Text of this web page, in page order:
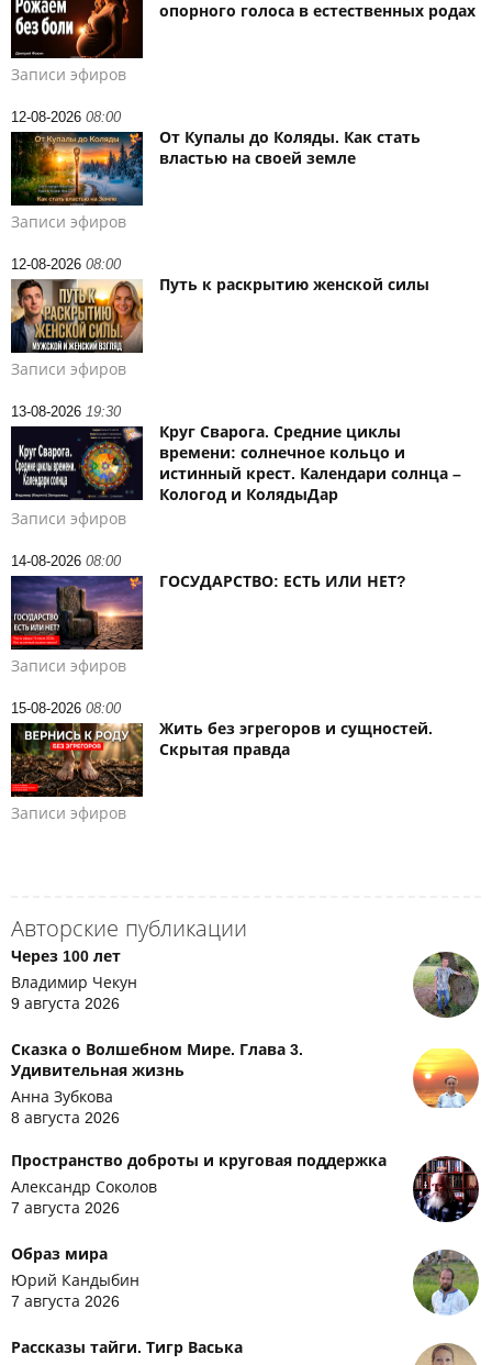
опорного голоса в естественных родах
Записи эфиров
12-08-2026 08:00
От Купалы до Коляды. Как стать
властью на своей земле
Записи эфиров
12-08-2026 08:00
Путь к раскрытию женской силы
Записи эфиров
13-08-2026 19:30
Круг Сварога. Средние циклы
времени: солнечное кольцо и
истинный крест. Календари солнца –
Кологод и КолядыДар
Записи эфиров
14-08-2026 08:00
ГОСУДАРСТВО: ЕСТЬ ИЛИ НЕТ?
Записи эфиров
15-08-2026 08:00
Жить без эгрегоров и сущностей.
Скрытая правда
Записи эфиров
Авторские публикации
Через 100 лет
Владимир Чекун
9 августа 2026
Сказка о Волшебном Мире. Глава 3.
Удивительная жизнь
Анна Зубкова
8 августа 2026
Пространство доброты и круговая поддержка
Александр Соколов
7 августа 2026
Образ мира
Юрий Кандыбин
7 августа 2026
Рассказы тайги. Тигр Васька